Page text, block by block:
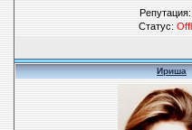
Статус:
Ириша